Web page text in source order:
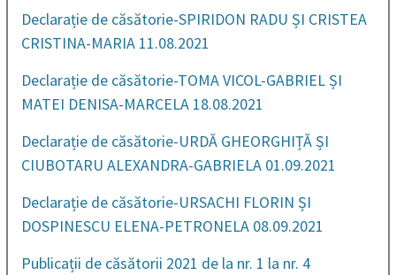
Declarație de căsătorie-SPIRIDON RADU ȘI CRISTEA
CRISTINA-MARIA 11.08.2021
Declarație de căsătorie-TOMA VICOL-GABRIEL ȘI
MATEI DENISA-MARCELA 18.08.2021
Declarație de căsătorie-URDĂ GHEORGHIȚĂ ȘI
CIUBOTARU ALEXANDRA-GABRIELA 01.09.2021
Declarație de căsătorie-URSACHI FLORIN ȘI
DOSPINESCU ELENA-PETRONELA 08.09.2021
Publicații de căsătorii 2021 de la nr. 1 la nr. 4